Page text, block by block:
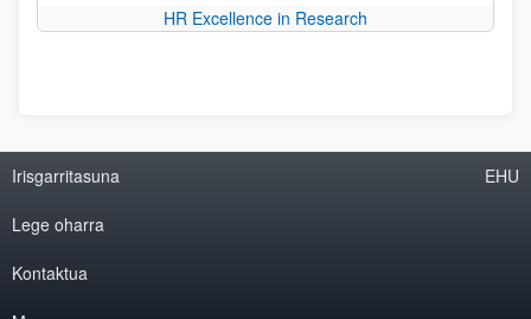
HR Excellence in Research
Irisgarritasuna
Lege oharra
Kontaktua
EHU